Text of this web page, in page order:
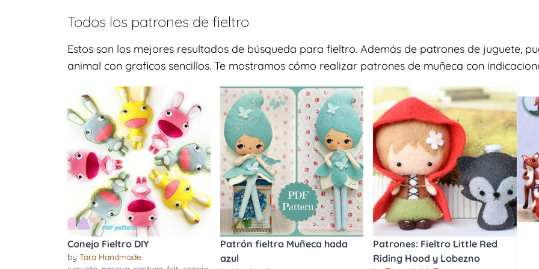
Todos los patrones de fieltro
Estos son los mejores resultados de búsqueda para fieltro. Además de patrones de juguete,
animal con graficos sencillos. Te mostramos cómo realizar patrones de muñeca con
Conejo Fieltro DIY
by Tara Handmade
Patrón fieltro Muñeca hada
azul
Patrones: Fieltro Little Red
Riding Hood y Lobezno